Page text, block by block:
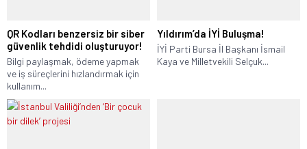
QR Kodları benzersiz bir siber
güvenlik tehdidi oluşturuyor!
Bilgi paylaşmak, ödeme yapmak
ve iş süreçlerini hızlandırmak için
kullanım...
Yıldırım’da İYİ Buluşma!
İYİ Parti Bursa İl Başkanı İsmail
Kaya ve Milletvekili Selçuk...